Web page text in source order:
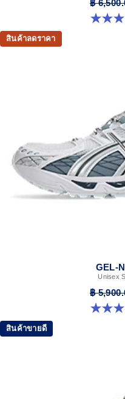
฿
5.0 จาก 5 ดาว 6 รีวิว
สินค้าลดราคา
GEL-
Unisex
฿
4.7 จาก 5 ดาว 306 รีวิว
สินค้าขายดี